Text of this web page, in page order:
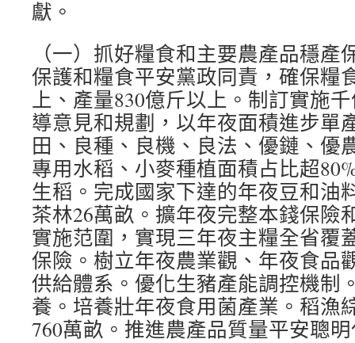
獻。
（一）抓好糧食和主要農產品穩產
保護和糧食平安黨政同責，確保糧
上、產量830億斤以上。制訂實施
導意見和規劃，以年夜面積進步單
田、良種、良機、良法、優鏈、優
專用水稻、小麥種植面積占比超
生稻。完成國家下達的年夜豆和油
茶林26萬畝。擴年夜完整本錢保險
實施范圍，實現三年夜主糧全省覆
保險。樹立年夜農業觀、年夜食品
供給體系。優化生豬產能調控機制
養。培養壯年夜食用菌產業。稻漁
760萬畝。推進農產品質量平安聰